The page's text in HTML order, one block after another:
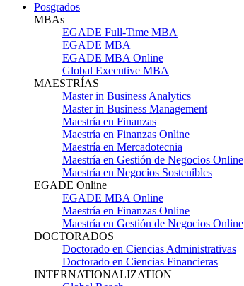
Posgrados
MBAs
EGADE Full-Time MBA
EGADE MBA
EGADE MBA Online
Global Executive MBA
MAESTRÍAS
Master in Business Analytics
Master in Business Management
Maestría en Finanzas
Maestría en Finanzas Online
Maestría en Mercadotecnia
Maestría en Gestión de Negocios Online
Maestría en Negocios Sostenibles
EGADE Online
EGADE MBA Online
Maestría en Finanzas Online
Maestría en Gestión de Negocios Online
DOCTORADOS
Doctorado en Ciencias Administrativas
Doctorado en Ciencias Financieras
INTERNATIONALIZATION